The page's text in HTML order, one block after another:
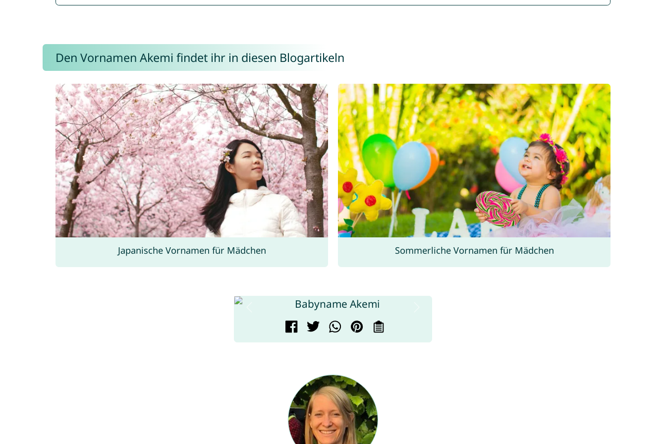
Den Vornamen Akemi findet ihr in diesen Blogartikeln
Japanische Vornamen für Mädchen Sommerliche Vornamen für Mädchen